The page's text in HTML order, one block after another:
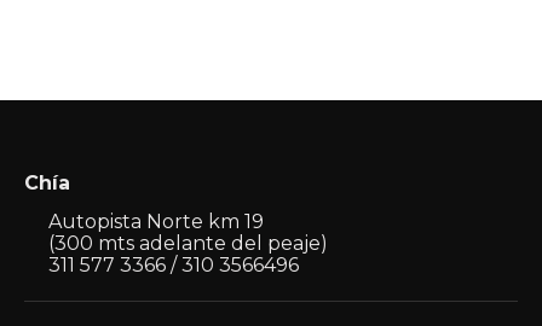
Chía
Autopista Norte km 19
(300 mts adelante del peaje)
311 577 3366 / 310 3566496